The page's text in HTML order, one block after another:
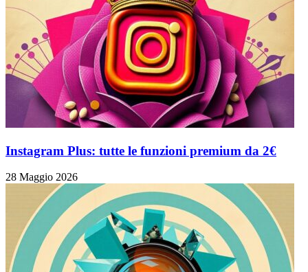
Instagram Plus: tutte le funzioni premium da 2€
28 Maggio 2026